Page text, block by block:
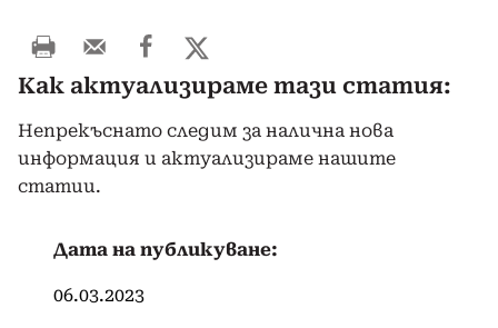
Как актуализираме тази статия:
Непрекъснато следим за налична нова
информация и актуализираме нашите
статии.
Дата на публикуване:
06.03.2023